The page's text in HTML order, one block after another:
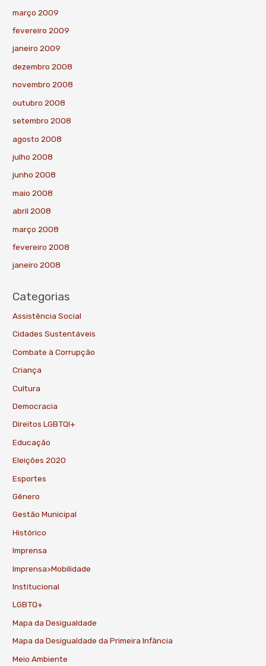
março 2009
fevereiro 2009
janeiro 2009
dezembro 2008
novembro 2008
outubro 2008
setembro 2008
agosto 2008
julho 2008
junho 2008
maio 2008
abril 2008
março 2008
fevereiro 2008
janeiro 2008
Categorias
Assistência Social
Cidades Sustentáveis
Combate à Corrupção
Criança
Cultura
Democracia
Direitos LGBTQI+
Educação
Eleições 2020
Esportes
Gênero
Gestão Municipal
Histórico
Imprensa
Imprensa>Mobilidade
Institucional
LGBTQ+
Mapa da Desigualdade
Mapa da Desigualdade da Primeira Infância
Meio Ambiente